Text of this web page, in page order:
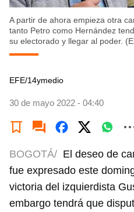
A partir de ahora empieza otra
tanto Petro como Hernández
su electorado y llegar al poder.
EFE/14ymedio
30 de mayo 2022 - 04:40
BOGOTÁ/ El deseo de
fue expresado este
victoria del izquierdista
embargo tendrá que